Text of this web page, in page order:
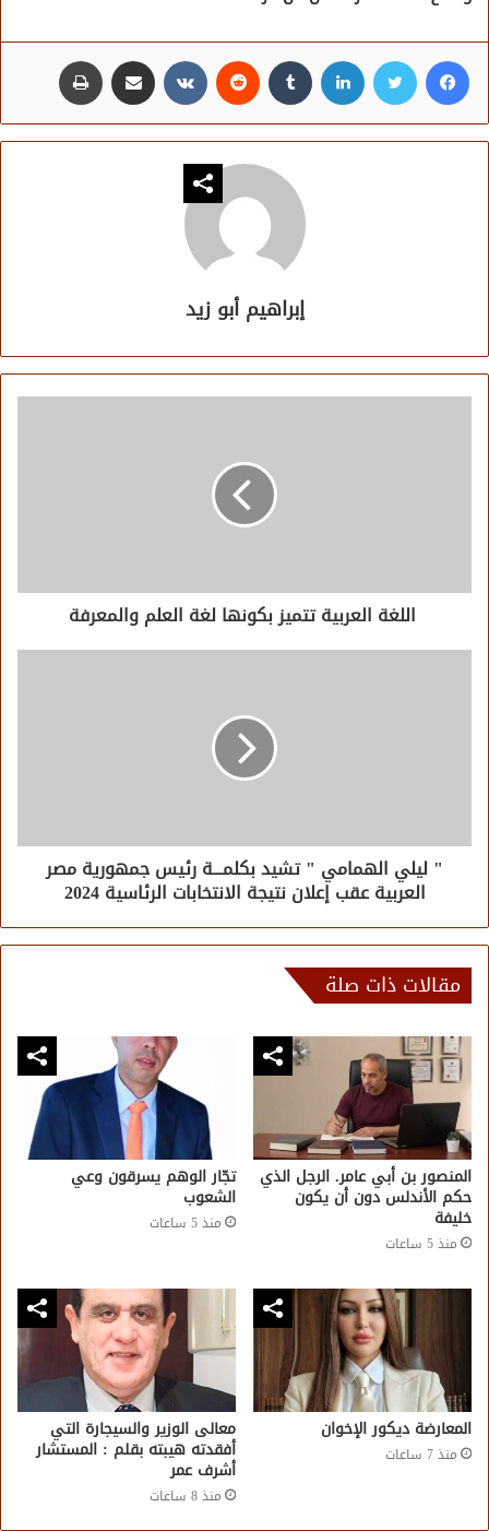
فيسبوك تويتر لينكدإن مشاركة عبر البريد
إبراهيم أبو زيد
اللغة العربية تتميز بكونها لغة العلم والمعرفة
" ليلي الهمامي " تشيد بكلمـــة رئيس جمهورية مصر
العربية عقب إعلان نتيجة الانتخابات الرئاسية 2024
مقالات ذات صلة
المنصور بن أبي عامر. الرجل الذي
حكم الأندلس دون أن يكون
خليفة
منذ 5 ساعات
تجّار الوهم يسرقون وعي
الشعوب
منذ 5 ساعات
المعارضة ديكور الإخوان
منذ 7 ساعات
معالى الوزير والسيجارة التي
أفقدته هيبته بقلم : المستشار
أشرف عمر
منذ 8 ساعات